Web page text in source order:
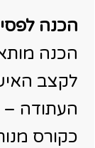
הכנה
הכנה
לקצב
העתודה –
כקורס